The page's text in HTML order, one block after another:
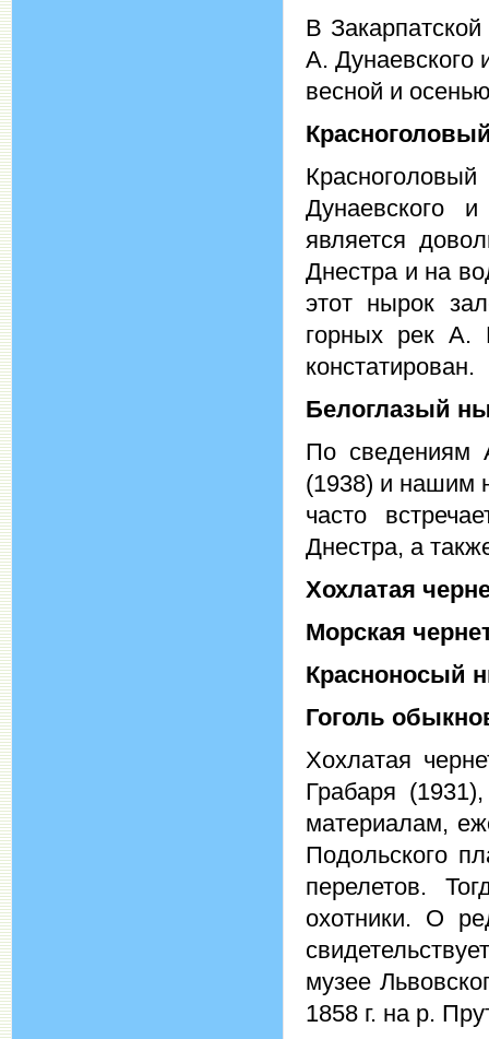
В
А. Дунаевского
весной и
Дунаевского
является
Днестра и на
этот нырок
горных рек А.
констатирован.
Белоглазый
По сведениям
(1938) и нашим
часто
Днестра, а
Хохлатая
Морская
Красноносый
Гоголь
Хохлатая
Грабаря
материалам,
Подольского
перелетов.
охотники. О
музее
1858 г. на р.